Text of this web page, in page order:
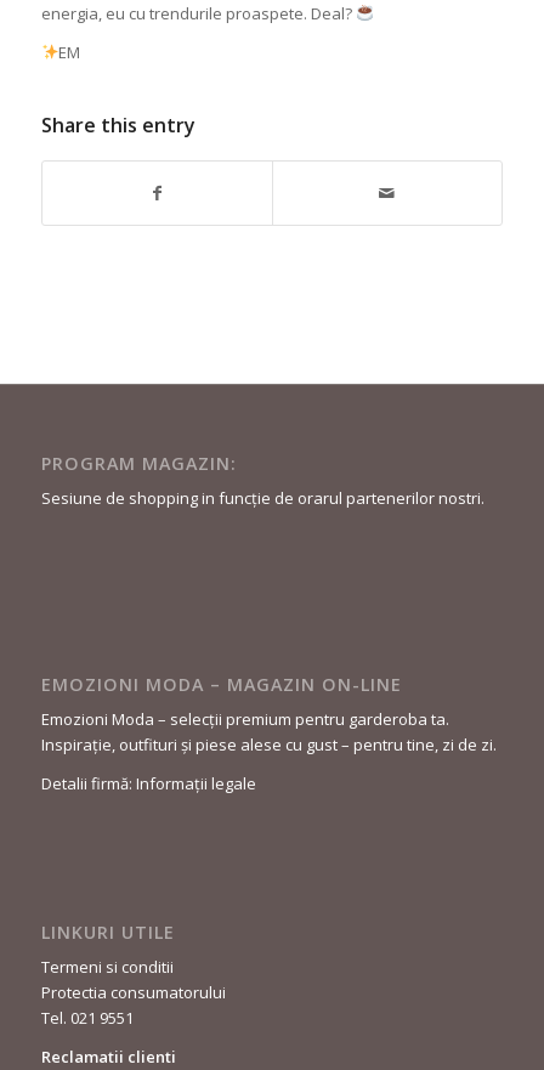
energia, eu cu trendurile proaspete. Deal?
EM
Share this entry
PROGRAM MAGAZIN:
Sesiune de shopping in funcție de orarul partenerilor nostri.
EMOZIONI MODA – MAGAZIN ON-LINE
Emozioni Moda – selecții premium pentru garderoba ta.
Inspirație, outfituri și piese alese cu gust – pentru tine, zi de zi.
Detalii firmă: Informații legale
LINKURI UTILE
Termeni si conditii
Protectia consumatorului
Tel. 021 9551
Reclamatii clienti